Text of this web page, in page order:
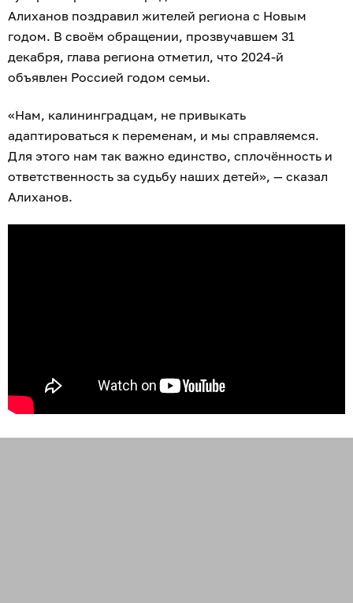
Алиханов поздравил жителей региона с Новым
годом. В своём обращении, прозвучавшем 31
декабря, глава региона отметил, что 2024-й
объявлен Россией годом семьи.
«Нам, калининградцам, не привыкать
адаптироваться к переменам, и мы справляемся.
Для этого нам так важно единство, сплочённость и
ответственность за судьбу наших детей», — сказал
Алиханов.